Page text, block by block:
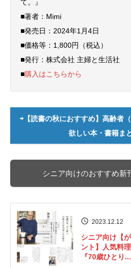
て。』
■著者：Mimi
■発売日：2024年1月4日
■価格等：1,800円（税込）
■発行：株式会社 主婦と生活社
■購入はこちらから
⇨【読書の秋におすすめ】高齢者
欲しい本・書籍ま
シニア向けのおすすめ新
2023.12.12
シニア向け【
ント】人気料
『70歳ひとり...